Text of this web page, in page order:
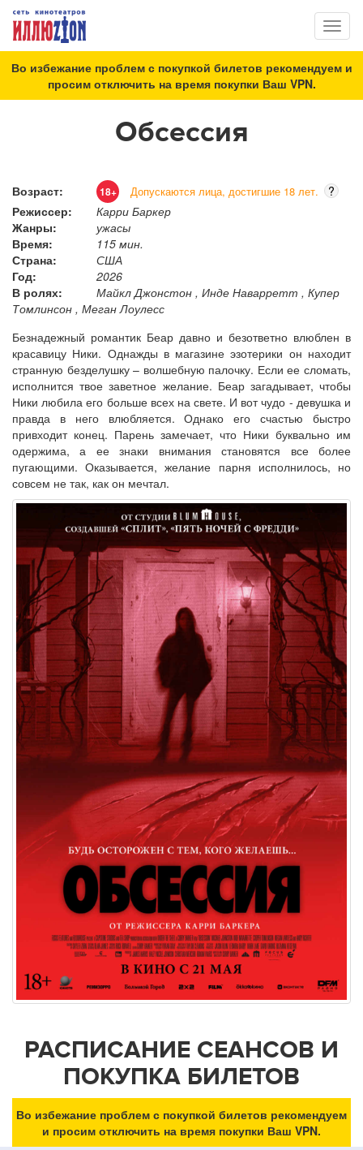
Во избежание проблем с покупкой билетов рекомендуем и
просим отключить на время покупки Ваш VPN.
Обсессия
Возраст: 18+ Допускаются лица, достигшие 18 лет.
?
Режиссер:
Карри Баркер
Жанры:
ужасы
Время:
115 мин.
Страна:
США
Год:
2026
В ролях:
Майкл Джонстон , Инде Наварретт , Купер
Томлинсон , Меган Лоулесс
Безнадежный романтик Беар давно и безответно влюблен в
красавицу Ники. Однажды в магазине эзотерики он находит
странную безделушку – волшебную палочку. Если ее сломать,
исполнится твое заветное желание. Беар загадывает, чтобы
Ники любила его больше всех на свете. И вот чудо - девушка и
правда в него влюбляется. Однако его счастью быстро
привходит конец. Парень замечает, что Ники буквально им
одержима, а ее знаки внимания становятся все более
пугающими. Оказывается, желание парня исполнилось, но
совсем не так, как он мечтал.
РАСПИСАНИЕ СЕАНСОВ И
ПОКУПКА БИЛЕТОВ
Во избежание проблем с покупкой билетов рекомендуем
и просим отключить на время покупки Ваш VPN.